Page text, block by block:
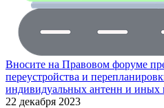
Вносите на Правовом форуме
переустройства и
индивидуальных антенн и иных
22 декабря 2023